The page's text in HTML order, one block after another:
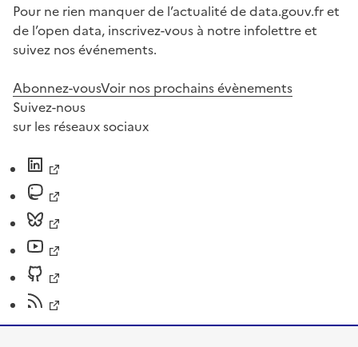
Pour ne rien manquer de l’actualité de data.gouv.fr et
de l’open data, inscrivez-vous à notre infolettre et
suivez nos événements.
Abonnez-vousVoir nos prochains évènements
Suivez-nous
sur les réseaux sociaux